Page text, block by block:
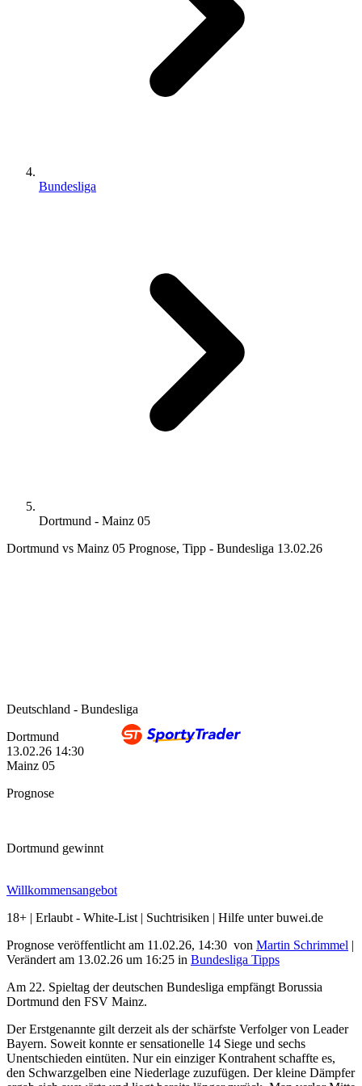
Bundesliga
Dortmund - Mainz 05
Dortmund vs Mainz 05 Prognose, Tipp - Bundesliga 13.02.26
Deutschland - Bundesliga
Dortmund
13.02.26 14:30
Mainz 05
Prognose
Dortmund gewinnt
Willkommensangebot
18+ | Erlaubt - White-List | Suchtrisiken | Hilfe unter buwei.de
Prognose veröffentlicht am 11.02.26, 14:30 von Martin Schrimmel |
Verändert am 13.02.26 um 16:25 in Bundesliga Tipps
Am 22. Spieltag der deutschen Bundesliga empfängt Borussia
Dortmund den FSV Mainz.
Der Erstgenannte gilt derzeit als der schärfste Verfolger von Leader
Bayern. Soweit konnte er sensationelle 14 Siege und sechs
Unentschieden eintüten. Nur ein einziger Kontrahent schaffte es,
den Schwarzgelben eine Niederlage zuzufügen. Der kleine Dämpfer